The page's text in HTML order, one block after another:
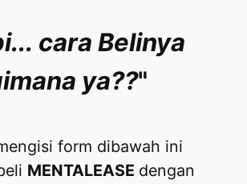
cara Belinya
ya??"
form dibawah ini
MENTALEASE dengan